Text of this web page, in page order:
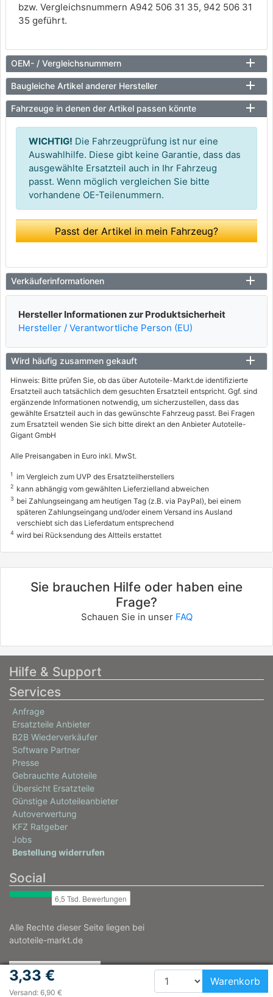
bzw. Vergleichsnummern A942 506 31 35, 942 506 31
35 geführt.
OEM- / Vergleichsnummern
Baugleiche Artikel anderer Hersteller
Fahrzeuge in denen der Artikel passen könnte
WICHTIG! Die Fahrzeugprüfung ist nur eine
Auswahlhilfe. Diese gibt keine Garantie, dass das
ausgewählte Ersatzteil auch in Ihr Fahrzeug
passt. Wenn möglich vergleichen Sie bitte
vorhandene OE-Teilenummern.
Passt der Artikel in mein Fahrzeug?
Verkäuferinformationen
Hersteller Informationen zur Produktsicherheit
Hersteller / Verantwortliche Person (EU)
Wird häufig zusammen gekauft
Hinweis: Bitte prüfen Sie, ob das über Autoteile-Markt.de identifizierte
Ersatzteil auch tatsächlich dem gesuchten Ersatzteil entspricht. Ggf. sind
ergänzende Informationen notwendig, um sicherzustellen, dass das
gewählte Ersatzteil auch in das gewünschte Fahrzeug passt. Bei Fragen
zum Ersatzteil wenden Sie sich bitte direkt an den Anbieter Autoteile-
Gigant GmbH
Alle Preisangaben in Euro inkl. MwSt.
1 im Vergleich zum UVP des Ersatzteilherstellers
2 kann abhängig vom gewählten Lieferzielland abweichen
3 bei Zahlungseingang am heutigen Tag (z.B. via PayPal), bei einem
späteren Zahlungseingang und/oder einem Versand ins Ausland
verschiebt sich das Lieferdatum entsprechend
4 wird bei Rücksendung des Altteils erstattet
3,33 €
Versand: 6,90 €
Warenkorb
Sie brauchen Hilfe oder haben eine
Frage?
Schauen Sie in unser FAQ
Hilfe & Support
Services
Anfrage
Ersatzteile Anbieter
B2B Wiederverkäufer
Software Partner
Presse
Gebrauchte Autoteile
Übersicht Ersatzteile
Günstige Autoteileanbieter
Autoverwertung
KFZ Ratgeber
Jobs
Bestellung widerrufen
Social
Alle Rechte dieser Seite liegen bei
autoteile-markt.de